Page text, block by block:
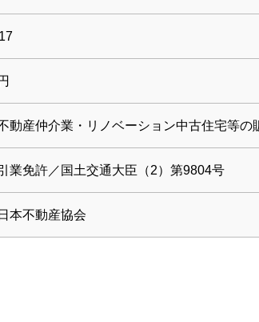
動産仲介業・リノベーション中古住宅等の
業免許／ 国土交通大臣（2）第9804号
本不動産協会